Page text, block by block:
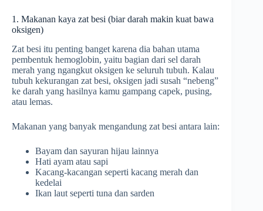
1. Makanan kaya zat besi (biar darah makin kuat bawa
oksigen)
Zat besi itu penting banget karena dia bahan utama
pembentuk hemoglobin, yaitu bagian dari sel darah
merah yang ngangkut oksigen ke seluruh tubuh. Kalau
tubuh kekurangan zat besi, oksigen jadi susah “nebeng”
ke darah yang hasilnya kamu gampang capek, pusing,
atau lemas.
Makanan yang banyak mengandung zat besi antara lain:
Bayam dan sayuran hijau lainnya
Hati ayam atau sapi
Kacang-kacangan seperti kacang merah dan
kedelai
Ikan laut seperti tuna dan sarden